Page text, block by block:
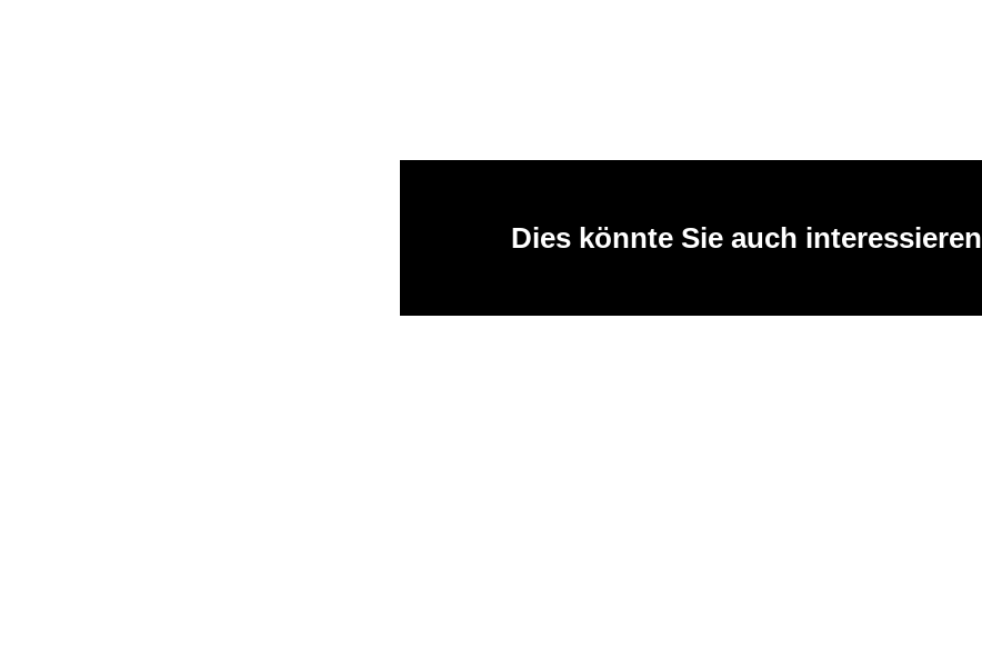
Dies könnte Sie auch interessieren